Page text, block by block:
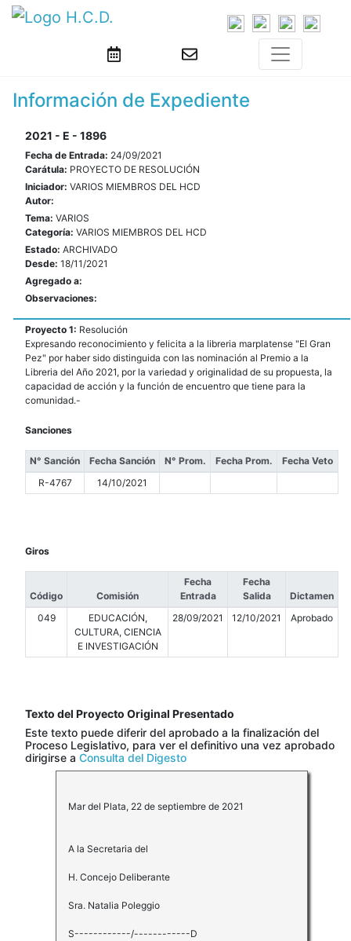
Información de Expediente
2021 - E - 1896
Fecha de Entrada: 24/09/2021
Carátula: PROYECTO DE RESOLUCIÓN
Iniciador: VARIOS MIEMBROS DEL HCD
Autor:
Tema: VARIOS
Categoría: VARIOS MIEMBROS DEL HCD
Estado: ARCHIVADO
Desde: 18/11/2021
Agregado a:
Observaciones:
Proyecto 1: Resolución
Expresando reconocimiento y felicita a la libreria marplatense "El Gran
Pez" por haber sido distinguida con las nominación al Premio a la
Libreria del Año 2021, por la variedad y originalidad de su propuesta, la
capacidad de acción y la función de encuentro que tiene para la
comunidad.-
Sanciones
N° Sanción Fecha Sanción N° Prom. Fecha Prom.
Fecha Veto
R-4767
14/10/2021
Giros
Código Comisión
Fecha
Entrada
Fecha
Salida
Dictamen
049
EDUCACIÓN,
CULTURA, CIENCIA
E INVESTIGACIÓN
28/09/2021 12/10/2021 Aprobado
Texto del Proyecto Original Presentado
Este texto puede diferir del aprobado a la finalización del
Proceso Legislativo, para ver el definitivo una vez aprobado
dirigirse a Consulta del Digesto
Mar del Plata, 22 de septiembre de 2021
A la Secretaria del
H. Concejo Deliberante
Sra. Natalia Poleggio
S------------/------------D